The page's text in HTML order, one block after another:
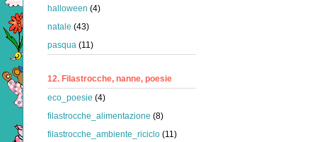
halloween (4)
natale (43)
pasqua (11)
12. Filastrocche, nanne, poesie
eco_poesie (4)
filastrocche_alimentazione (8)
filastrocche_ambiente_riciclo (11)